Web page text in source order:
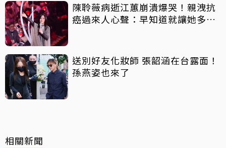
陳聆薇病逝江蕙崩潰爆哭！親洩抗
癌過來人心聲：早知道就讓她多化
送別好友化妝師 張韶涵在台露面！
孫燕姿也來了
相關新聞